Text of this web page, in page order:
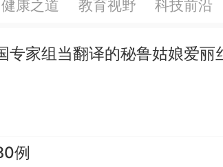
健康之道 教育视野 科技前沿
家组当翻译的秘鲁姑娘爱丽
例